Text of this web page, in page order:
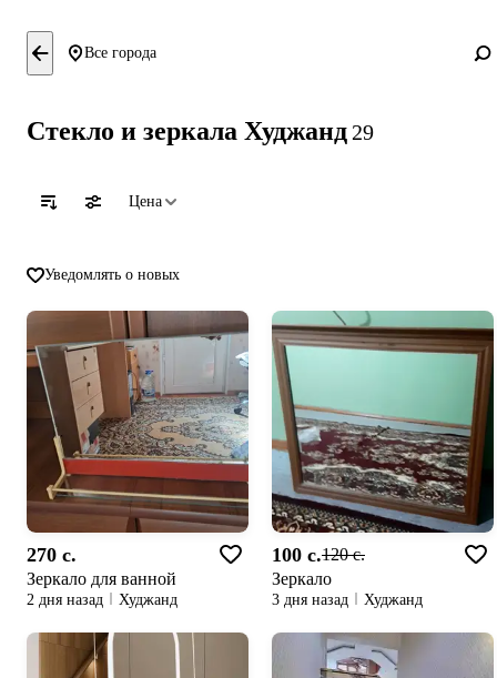
Все города
Стекло и зеркала Худжанд 29
Цена
Уведомлять о новых
270 c.
Зеркало для ванной
2 дня назад Худжанд
100 c.120 c.
Зеркало
3 дня назад Худжанд